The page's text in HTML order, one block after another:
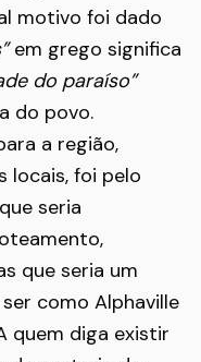
motivo foi dado
em grego significa
do paraíso”
do povo.
a região,
locais, foi pelo
seria
que seria um
como Alphaville
quem diga existir